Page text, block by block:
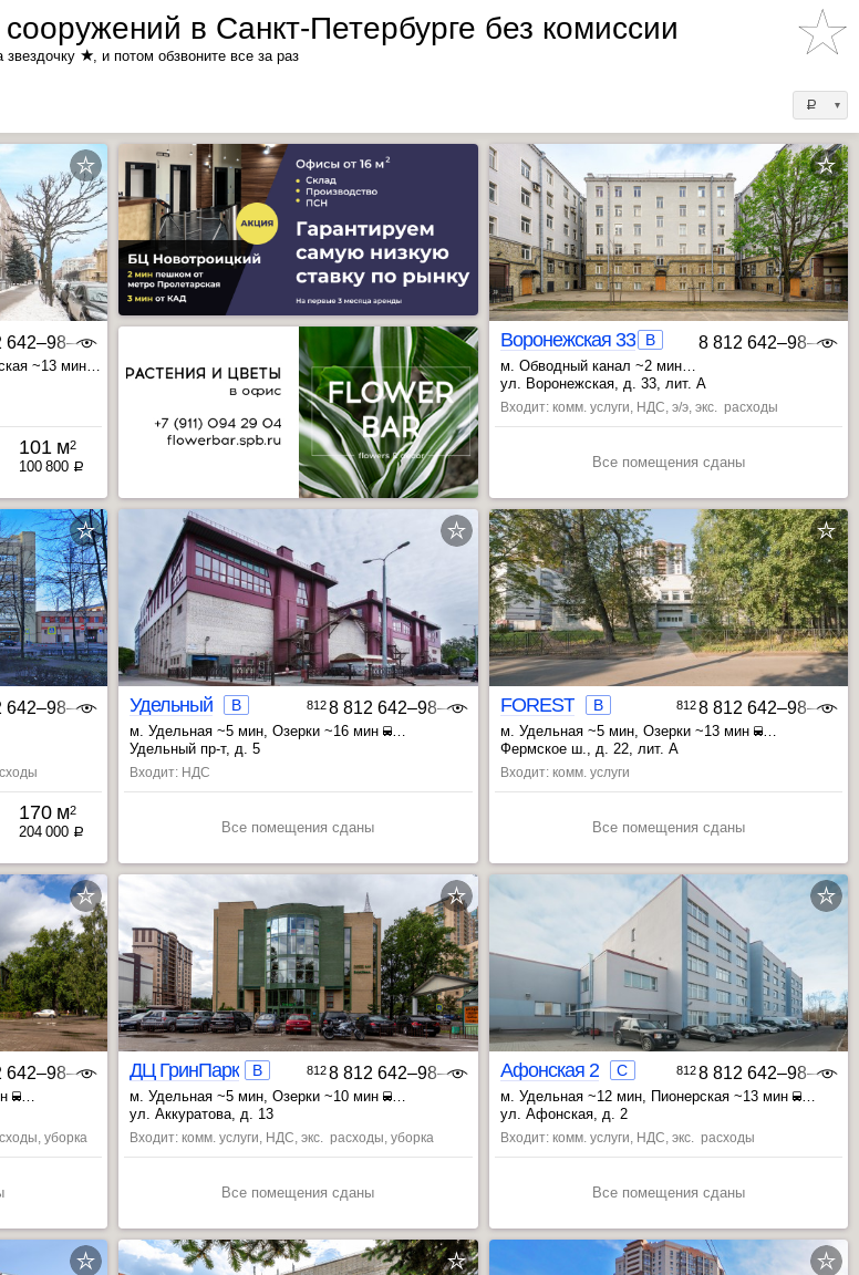
в Санкт-Петербурге без комиссии
звездочку ★, и потом обзвоните все за раз
a
642‒98‒46
~13 мин
101 м2
100 800 a
Воронежская 33 B 8 812 642‒98‒46
м. Обводный канал ~2 мин
, Лиговский пр. ~12 мин
, Звенигородская ~14 мин
, Пушкинская ~21 мин
ул. Воронежская, д. 33, лит. А
Входит: комм. услуги, НДС, э/э, экс. расходы
Все помещения сданы
642‒98‒46
170 м2
204 000 a
Удельный B 812 8 812 642‒98‒46
м. Удельная ~5 мин, Озерки ~16 мин
, Политехническая ~28 мин
Удельный пр-т, д. 5
Входит: НДС
Все помещения сданы
FOREST B 8128 812 642‒98‒46
м. Удельная ~5 мин, Озерки ~13 мин
, Пионерская ~15 мин
Фермское ш., д. 22, лит. А
Входит: комм. услуги
Все помещения сданы
642‒98‒46
уборка
ДЦ ГринПарк B 812 8 812 642‒98‒46
м. Удельная ~5 мин, Озерки ~10 мин
, Пионерская ~12 мин
ул. Аккуратова, д. 13
Входит: комм. услуги, НДС, экс. расходы, уборка
Все помещения сданы
Афонская 2 C 8128 812 642‒98‒46
м. Удельная ~12 мин, Пионерская ~13 мин
, Озерки ~15 мин
ул. Афонская, д. 2
Входит: комм. услуги, НДС, экс. расходы
Все помещения сданы